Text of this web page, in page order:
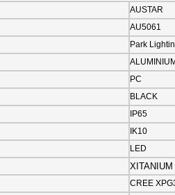
AUSTAR
AU5061
Park
PC
BLACK
IP65
IK10
LED
XITANIUM
CREE